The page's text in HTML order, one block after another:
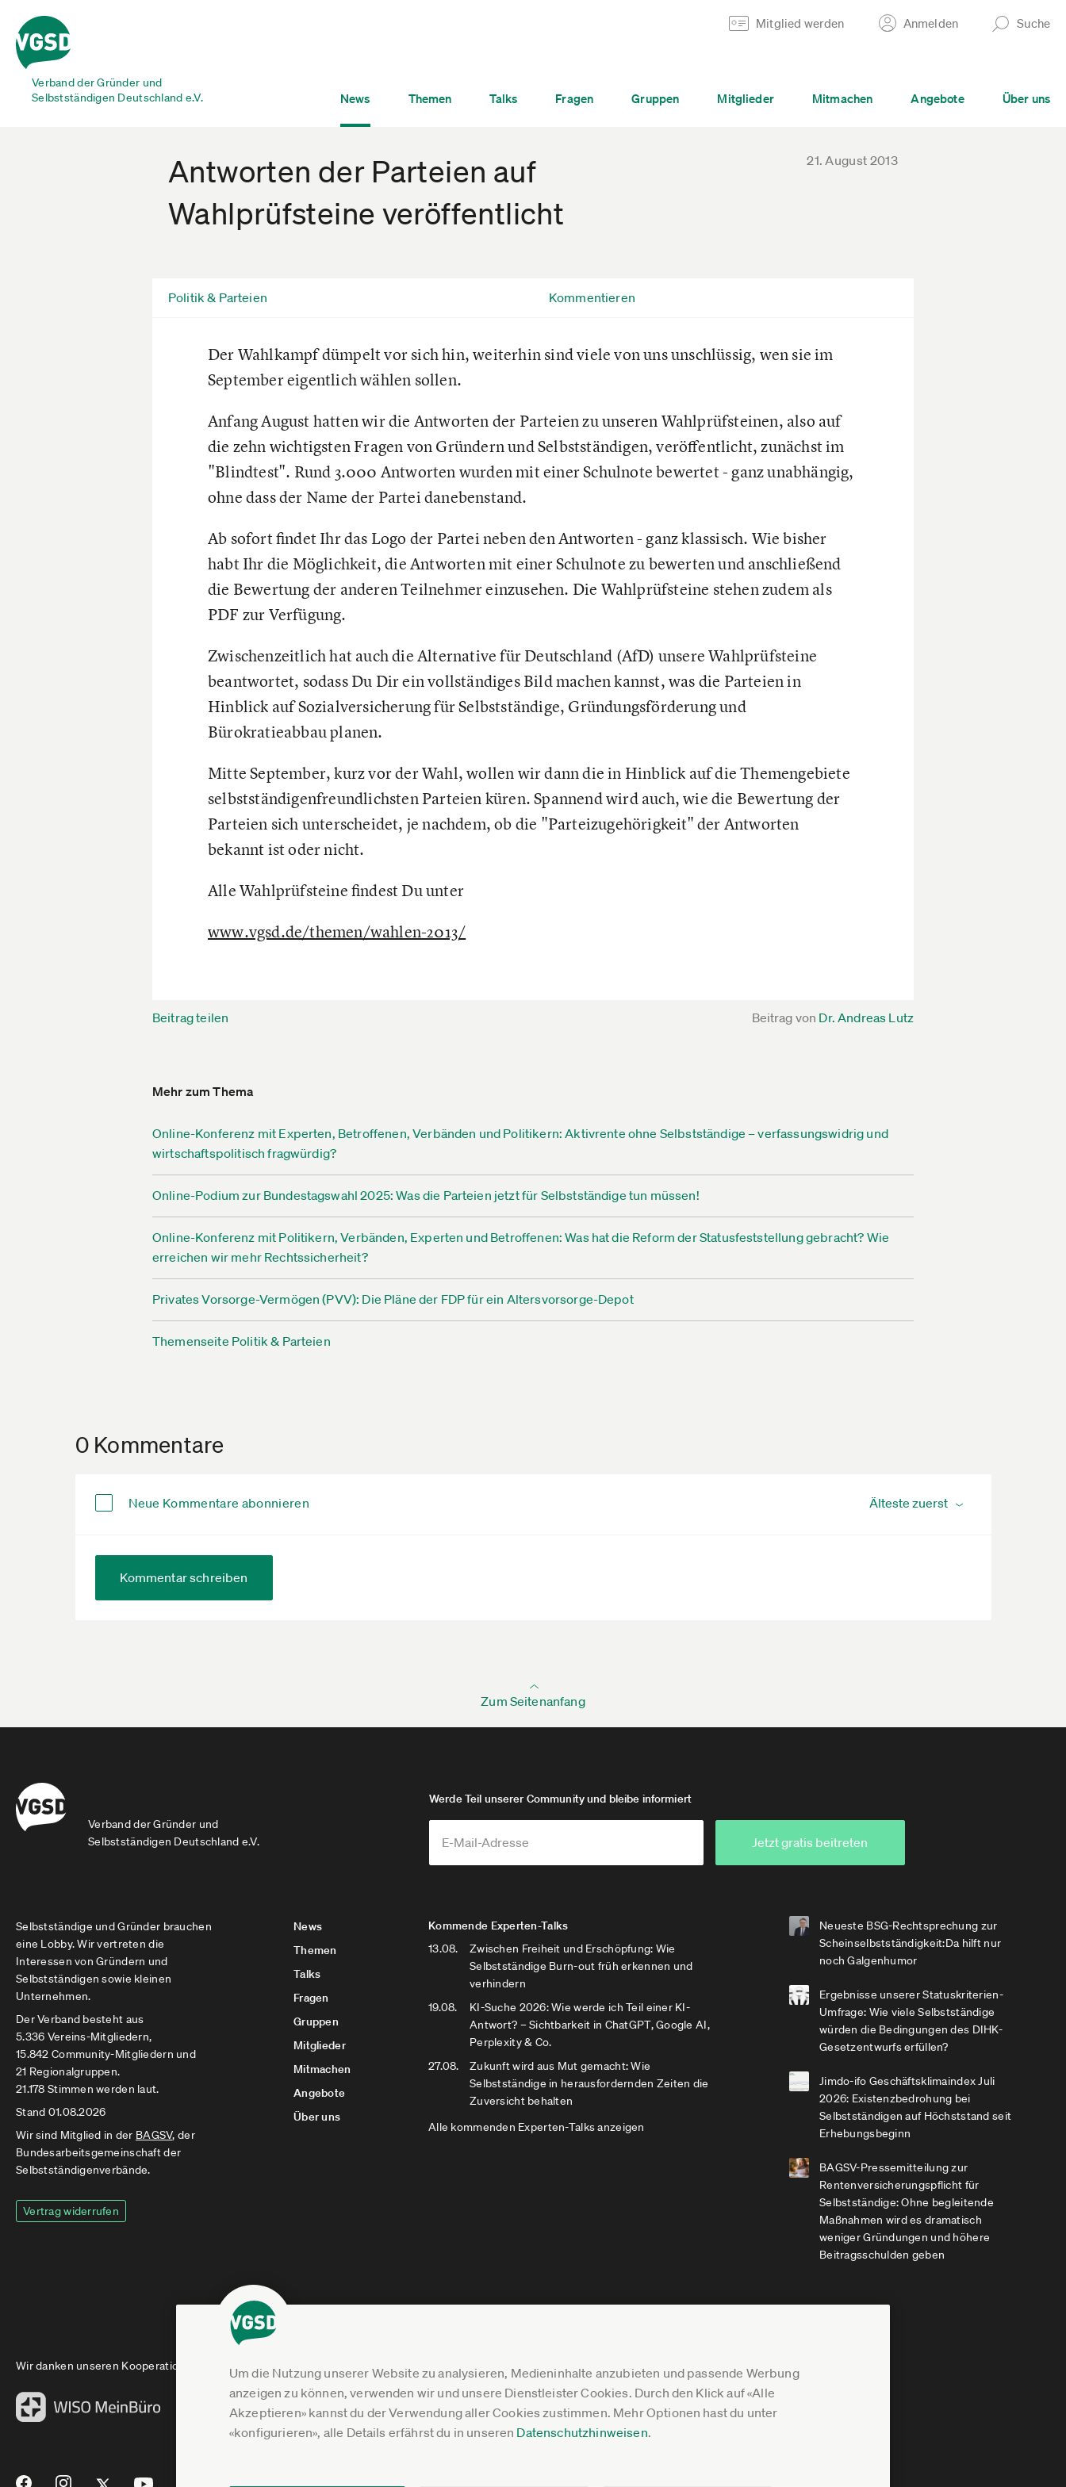
Verband der Gründer und
Selbstständigen Deutschland e.V.
Mitglied werden Anmelden Suche
News Themen Talks Fragen Gruppen Mitglieder Mitmachen Angebote Über uns
Um die Nutzung unserer Website zu analysieren, Medieninhalte anzubieten und passende Werbung
anzeigen zu können, verwenden wir und unsere Dienstleister Cookies. Durch den Klick auf «Alle
Akzeptieren» kannst du der Verwendung aller Cookies zustimmen. Mehr Optionen hast du unter
«konfigurieren», alle Details erfährst du in unseren Datenschutzhinweisen.
Antworten der Parteien auf
Wahlprüfsteine veröffentlicht
21. August 2013
Politik & Parteien Kommentieren
Der Wahlkampf dümpelt vor sich hin, weiterhin sind viele von uns unschlüssig, wen sie im
September eigentlich wählen sollen.
Anfang August hatten wir die Antworten der Parteien zu unseren Wahlprüfsteinen, also auf
die zehn wichtigsten Fragen von Gründern und Selbstständigen, veröffentlicht, zunächst im
"Blindtest". Rund 3.000 Antworten wurden mit einer Schulnote bewertet - ganz unabhängig,
ohne dass der Name der Partei danebenstand.
Ab sofort findet Ihr das Logo der Partei neben den Antworten - ganz klassisch. Wie bisher
habt Ihr die Möglichkeit, die Antworten mit einer Schulnote zu bewerten und anschließend
die Bewertung der anderen Teilnehmer einzusehen. Die Wahlprüfsteine stehen zudem als
PDF zur Verfügung.
Zwischenzeitlich hat auch die Alternative für Deutschland (AfD) unsere Wahlprüfsteine
beantwortet, sodass Du Dir ein vollständiges Bild machen kannst, was die Parteien in
Hinblick auf Sozialversicherung für Selbstständige, Gründungsförderung und
Bürokratieabbau planen.
Mitte September, kurz vor der Wahl, wollen wir dann die in Hinblick auf die Themengebiete
selbstständigenfreundlichsten Parteien küren. Spannend wird auch, wie die Bewertung der
Parteien sich unterscheidet, je nachdem, ob die "Parteizugehörigkeit" der Antworten
bekannt ist oder nicht.
Alle Wahlprüfsteine findest Du unter
www.vgsd.de/themen/wahlen-2013/
Beitrag teilen Beitrag von Dr. Andreas Lutz
Mehr zum Thema
Online-Konferenz mit Experten, Betroffenen, Verbänden und Politikern: Aktivrente ohne Selbstständige – verfassungswidrig und
wirtschaftspolitisch fragwürdig?
Online-Podium zur Bundestagswahl 2025: Was die Parteien jetzt für Selbstständige tun müssen!
Online-Konferenz mit Politikern, Verbänden, Experten und Betroffenen: Was hat die Reform der Statusfeststellung gebracht? Wie
erreichen wir mehr Rechtssicherheit?
Privates Vorsorge-Vermögen (PVV): Die Pläne der FDP für ein Altersvorsorge-Depot
Themenseite Politik & Parteien
0 Kommentare
Neue Kommentare abonnieren
Kommentar schreiben
Zum Seitenanfang
Verband der Gründer und
Selbstständigen Deutschland e.V.
Werde Teil unserer Community und bleibe informiert
Jetzt gratis beitreten
Selbstständige und Gründer brauchen
eine Lobby. Wir vertreten die
Interessen von Gründern und
Selbstständigen sowie kleinen
Unternehmen.
Der Verband besteht aus
5.336 Vereins-Mitgliedern,
15.842 Community-Mitgliedern und
21 Regionalgruppen.
21.178 Stimmen werden laut.
Stand 01.08.2026
Wir sind Mitglied in der BAGSV, der
Bundesarbeitsgemeinschaft der
Selbstständigenverbände.
Vertrag widerrufen
News
Themen
Talks
Fragen
Gruppen
Mitglieder
Mitmachen
Angebote
Über uns
Kommende Experten-Talks
13.08.
Zwischen Freiheit und Erschöpfung: Wie
Selbstständige Burn-out früh erkennen und
verhindern
19.08.
KI-Suche 2026: Wie werde ich Teil einer KI-
Antwort? – Sichtbarkeit in ChatGPT, Google AI,
Perplexity & Co.
27.08.
Zukunft wird aus Mut gemacht: Wie
Selbstständige in herausfordernden Zeiten die
Zuversicht behalten
Alle kommenden Experten-Talks anzeigen
Neueste BSG-Rechtsprechung zur
Scheinselbstständigkeit:Da hilft nur
noch Galgenhumor
Ergebnisse unserer Statuskriterien-
Umfrage: Wie viele Selbstständige
würden die Bedingungen des DIHK-
Gesetzentwurfs erfüllen?
Jimdo-ifo Geschäftsklimaindex Juli
2026: Existenzbedrohung bei
Selbstständigen auf Höchststand seit
Erhebungsbeginn
BAGSV-Pressemitteilung zur
Rentenversicherungspflicht für
Selbstständige: Ohne begleitende
Maßnahmen wird es dramatisch
weniger Gründungen und höhere
Beitragsschulden geben
Wir danken unseren Kooperationspartnern